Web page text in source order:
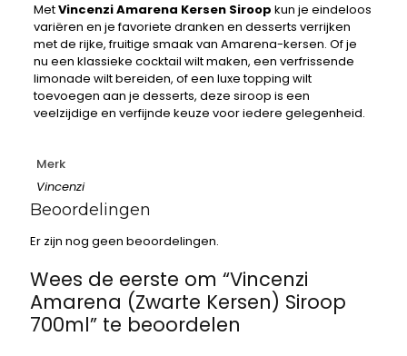
MetVincenzi Amarena Kersen Siroop kun je eindeloos
variëren en je favoriete dranken en desserts verrijken
met de rijke, fruitige smaak van Amarena-kersen. Of je
nu een klassieke cocktail wilt maken, een verfrissende
limonade wilt bereiden, of een luxe topping wilt
toevoegen aan je desserts, deze siroop is een
veelzijdige en verfijnde keuze voor iedere gelegenheid.
Merk
Vincenzi
Beoordelingen
Er zijn nog geen beoordelingen.
Wees de eerste om “Vincenzi
Amarena (Zwarte Kersen) Siroop
700ml” te beoordelen